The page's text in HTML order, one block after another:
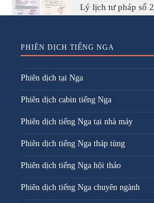
Lý lịch tư pháp số 2
PHIÊN DỊCH TIẾNG NGA
Phiên dịch tại Nga
Phiên dịch cabin tiếng Nga
Phiên dịch tiếng Nga tại nhà máy
Phiên dịch tiếng Nga tháp tùng
Phiên dịch tiếng Nga hội thảo
Phiên dịch tiếng Nga chuyên ngành